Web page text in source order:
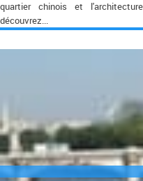
quartier chinois et
découvrez...